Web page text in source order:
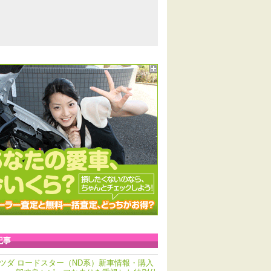
事
ダ ロードスター（ND系）新車情報・購入